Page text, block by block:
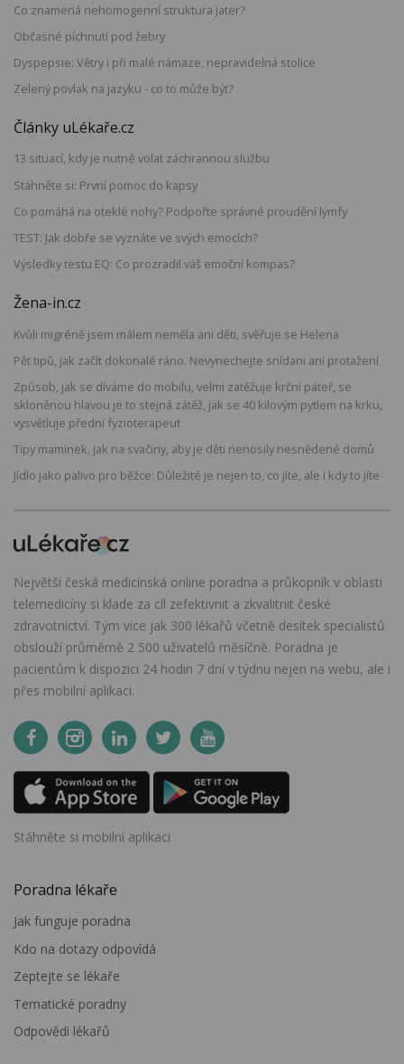
Co znamená nehomogenní struktura jater?
Občasné píchnutí pod žebry
Dyspepsie: Větry i při malé námaze, nepravidelná stolice
Zelený povlak na jazyku - co to může být?
Články uLékaře.cz
13 situací, kdy je nutné volat záchrannou službu
Stáhněte si: První pomoc do kapsy
Co pomáhá na oteklé nohy? Podpořte správné proudění lymfy
TEST: Jak dobře se vyznáte ve svých emocích?
Výsledky testu EQ: Co prozradil váš emoční kompas?
Žena-in.cz
Kvůli migréně jsem málem neměla ani děti, svěřuje se Helena
Pět tipů, jak začít dokonalé ráno. Nevynechejte snídani ani protažení
Způsob, jak se díváme do mobilu, velmi zatěžuje krční páteř, se
skloněnou hlavou je to stejná zátěž, jak se 40 kilovým pytlem na krku,
vysvětluje přední fyzioterapeut
Tipy maminek, jak na svačiny, aby je děti nenosily nesnědené domů
Jídlo jako palivo pro běžce: Důležité je nejen to, co jíte, ale i kdy to jíte
Největší česká medicínská online poradna a průkopník v oblasti
telemedicíny si klade za cíl zefektivnit a zkvalitnit české
zdravotnictví. Tým více jak 300 lékařů včetně desítek specialistů
obslouží průměrně 2 500 uživatelů měsíčně. Poradna je
pacientům k dispozici 24 hodin 7 dní v týdnu nejen na webu, ale i
přes mobilní aplikaci.
Stáhněte si mobilní aplikaci
Poradna lékaře
Jak funguje poradna
Kdo na dotazy odpovídá
Zeptejte se lékaře
Tematické poradny
Odpovědi lékařů